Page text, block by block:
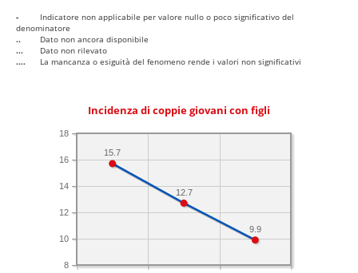
-
Indicatore non applicabile per valore nullo o poco significativo del
denominatore
..
Dato non ancora disponibile
...
Dato non rilevato
....
La mancanza o esiguità del fenomeno rende i valori non significativi
Incidenza di coppie giovani con figli
8
10
12
14
16
18
9.9
12.7
15.7